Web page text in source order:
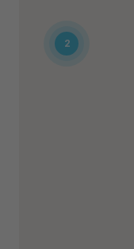
info@noloclimat.it
2